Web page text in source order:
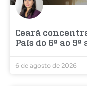
Ceará
País do 6º ao
6 de agosto de 2026